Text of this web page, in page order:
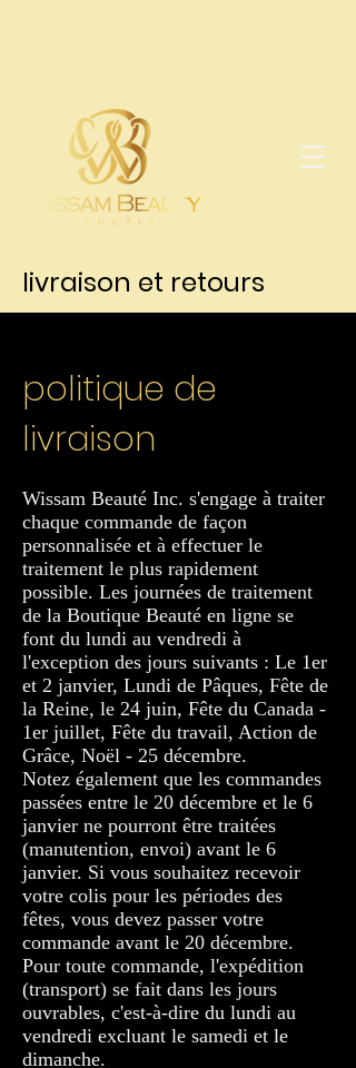
livraison et retours
politique de
livraison
Wissam Beauté Inc. s'engage à traiter
chaque commande de façon
personnalisée et à effectuer le
traitement le plus rapidement
possible. Les journées de traitement
de la Boutique Beauté en ligne se
font du lundi au vendredi à
l'exception des jours suivants : Le 1er
et 2 janvier, Lundi de Pâques, Fête de
la Reine, le 24 juin, Fête du Canada -
1er juillet, Fête du travail, Action de
Grâce, Noël - 25 décembre.
Notez également que les commandes
passées entre le 20 décembre et le 6
janvier ne pourront être traitées
(manutention, envoi) avant le 6
janvier. Si vous souhaitez recevoir
votre colis pour les périodes des
fêtes, vous devez passer votre
commande avant le 20 décembre.
Pour toute commande, l'expédition
(transport) se fait dans les jours
ouvrables, c'est-à-dire du lundi au
vendredi excluant le samedi et le
dimanche.